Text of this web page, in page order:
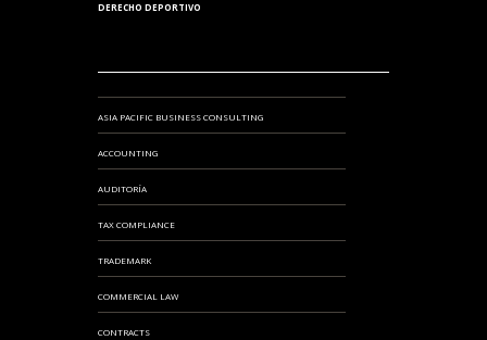
DERECHO DEPORTIVO
ASIA PACIFIC BUSINESS CONSULTING
ACCOUNTING
AUDITORÍA
TAX COMPLIANCE
TRADEMARK
COMMERCIAL LAW
CONTRACTS